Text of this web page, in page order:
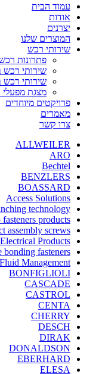
עמוד הבית
אודות
יצרנים
המוצרים שלנו
שירותי רכש
פתרונות
שירותי רכש
שירותי
מצגת מפעלי
פרויקטים מיוחדים
מאמרים
צרו קשר
ALLWEILER
ARO
Bechtel
BENZLERS
BOASSARD
Access Solutions
technology
products
assembly screws
Electrical Products
bonding fasteners
Fluid Management
BONFIGLIOLI
CASCADE
CASTROL
CENTA
CHERRY
DESCH
DIRAK
DONALDSON
EBERHARD
ELESA